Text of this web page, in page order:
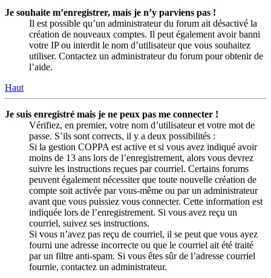
Je souhaite m’enregistrer, mais je n’y parviens pas !
Il est possible qu’un administrateur du forum ait désactivé la
création de nouveaux comptes. Il peut également avoir banni
votre IP ou interdit le nom d’utilisateur que vous souhaitez
utiliser. Contactez un administrateur du forum pour obtenir de
l’aide.
Haut
Je suis enregistré mais je ne peux pas me connecter !
Vérifiez, en premier, votre nom d’utilisateur et votre mot de
passe. S’ils sont corrects, il y a deux possibilités :
Si la gestion COPPA est active et si vous avez indiqué avoir
moins de 13 ans lors de l’enregistrement, alors vous devrez
suivre les instructions reçues par courriel. Certains forums
peuvent également nécessiter que toute nouvelle création de
compte soit activée par vous-même ou par un administrateur
avant que vous puissiez vous connecter. Cette information est
indiquée lors de l’enregistrement. Si vous avez reçu un
courriel, suivez ses instructions.
Si vous n’avez pas reçu de courriel, il se peut que vous ayez
fourni une adresse incorrecte ou que le courriel ait été traité
par un filtre anti-spam. Si vous êtes sûr de l’adresse courriel
fournie, contactez un administrateur.